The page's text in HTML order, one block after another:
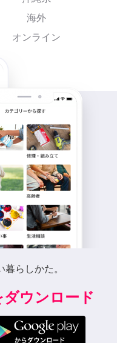
海外
オンライン
らしかた。
ウンロード